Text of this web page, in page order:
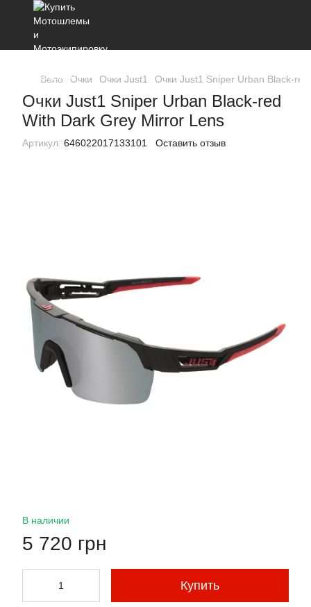
Вело Очки Очки Just1 Очки Just1 Sniper Urban Black-
Очки Just1 Sniper Urban Black-red
With Dark Grey Mirror Lens
Артикул: 646022017133101 Оставить отзыв
В наличии
5 720 грн
Купить